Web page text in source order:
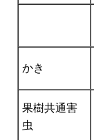
かき
果樹共通害
虫